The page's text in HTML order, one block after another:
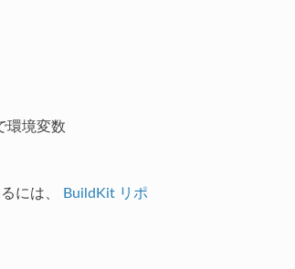
環境変数
には、
BuildKit リポ